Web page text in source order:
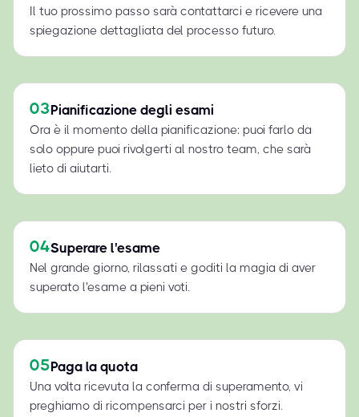
Il tuo prossimo passo sarà contattarci e ricevere una
spiegazione dettagliata del processo futuro.
03Pianificazione degli esami
Ora è il momento della pianificazione: puoi farlo da
solo oppure puoi rivolgerti al nostro team, che sarà
lieto di aiutarti.
04Superare l'esame
Nel grande giorno, rilassati e goditi la magia di aver
superato l'esame a pieni voti.
05Paga la quota
Una volta ricevuta la conferma di superamento, vi
preghiamo di ricompensarci per i nostri sforzi.